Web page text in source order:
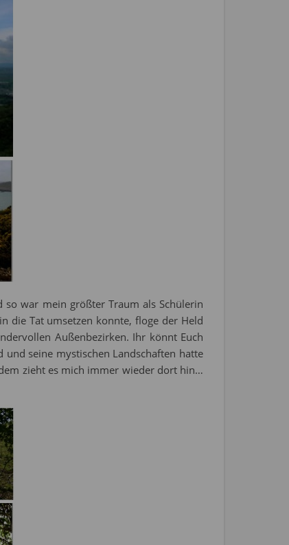
war mein größter Traum als Schülerin
die Tat umsetzen konnte, floge der Held
Außenbezirken. Ihr könnt Euch
seine mystischen Landschaften hatte
zieht es mich immer wieder dort hin…